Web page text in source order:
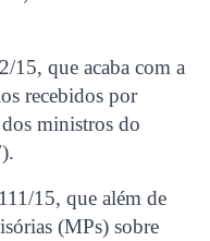
15, que acaba com a
recebidos por
ministros do
15, que além de
(MPs) sobre